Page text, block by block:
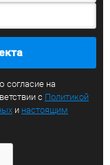
согласие на
с Политикой
и настоящим